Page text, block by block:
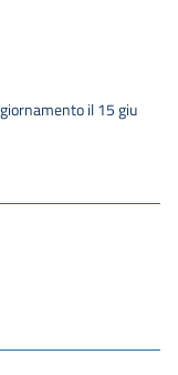
il 15 giu